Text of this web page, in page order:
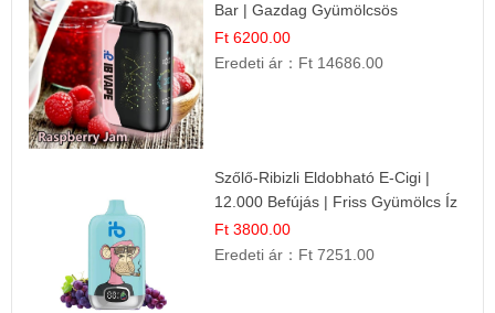
Bar | Gazdag Gyümölcsös
Ízélmény!
Ft 6200.00
Eredeti ár： Ft 14686.00
Szőlő-Ribizli Eldobható E-Cigi |
12.000 Befújás | Friss Gyümölcs Íz
Ft 3800.00
Eredeti ár： Ft 7251.00